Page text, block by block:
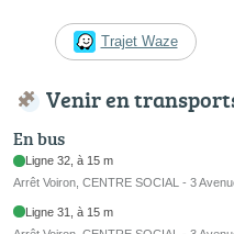
Trajet Waze
Venir en
En bus
Ligne 32, à 15 m
Arrêt Voiron, CENTRE SOCIAL - 3
Ligne 31, à 15 m